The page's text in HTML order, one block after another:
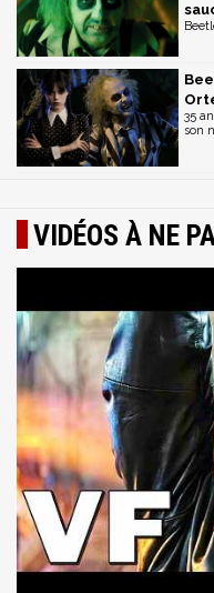
35
son
VIDÉOS À NE